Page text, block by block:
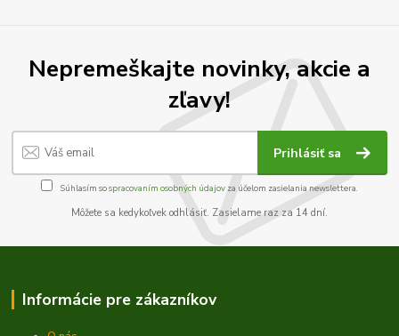
Nepremeškajte novinky, akcie a
zľavy!
Prihlásiť sa
Súhlasím sospracovaním osobných údajov za účelom zasielania newslettera.
Môžete sa kedykoľvek odhlásiť. Zasielame raz za 14 dní.
Informácie pre zákazníkov